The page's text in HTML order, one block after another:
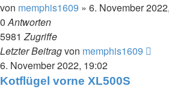
von memphis1609 » 6. November
0Antworten
5981Zugriffe
Letzter Beitragvon memphis1609
6. November 2022, 19:02
Kotflügel vorne XL500S